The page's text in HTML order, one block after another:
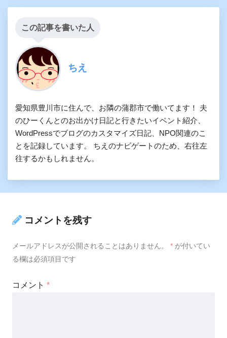
この記事を書いた人
ちえ
愛知県豊川市に住んで、お隣の蒲郡市で働いてます！ 夫
のひーくんとのお出かけ日記と行きたいイベント紹介、
WordPressでブログのカスタマイズ日記、NPO関連のこ
とを記録しています。 ちえのナビゲートのため、右往左
往するかもしれません。
コメントを残す
メールアドレスが公開されることはありません。 * が付いてい
る欄は必須項目です
コメント *